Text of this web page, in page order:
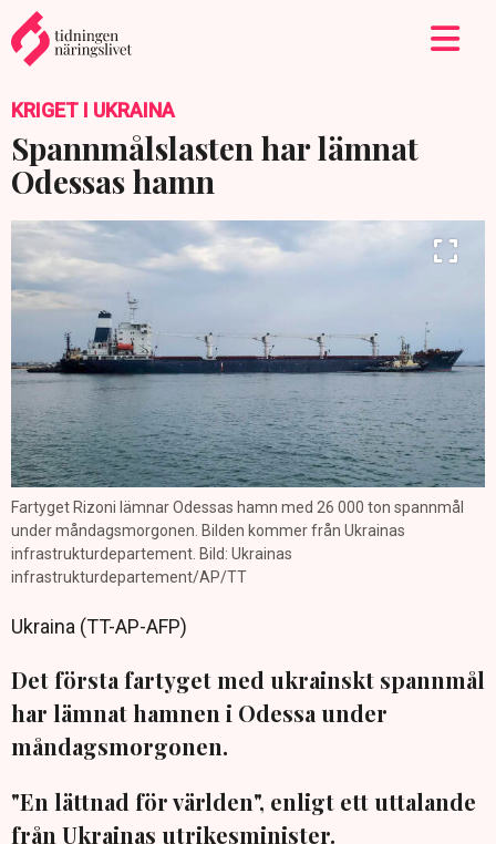
KRIGET I UKRAINA
Spannmålslasten har lämnat
Odessas hamn
Fartyget Rizoni lämnar Odessas hamn med 26 000 ton spannmål
under måndagsmorgonen. Bilden kommer från Ukrainas
infrastrukturdepartement. Bild: Ukrainas
infrastrukturdepartement/AP/TT
Ukraina (TT-AP-AFP)
Det första fartyget med ukrainskt spannmål
har lämnat hamnen i Odessa under
måndagsmorgonen.
"En lättnad för världen", enligt ett uttalande
från Ukrainas utrikesminister.